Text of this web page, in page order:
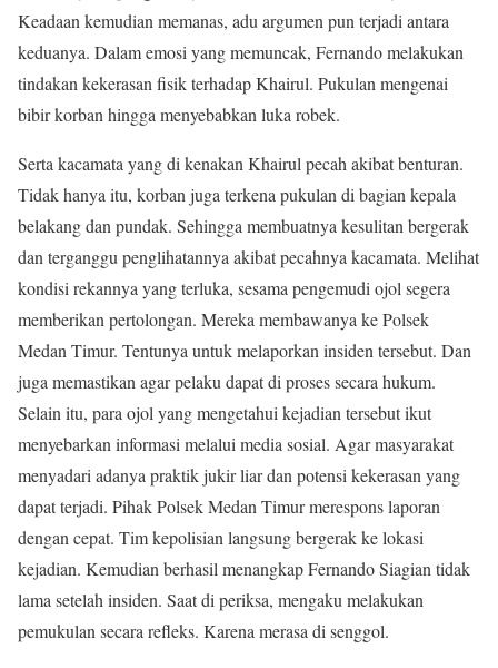
Keadaan kemudian memanas, adu argumen pun terjadi antara
keduanya. Dalam emosi yang memuncak, Fernando melakukan
tindakan kekerasan fisik terhadap Khairul. Pukulan mengenai
bibir korban hingga menyebabkan luka robek.
Serta kacamata yang di kenakan Khairul pecah akibat benturan.
Tidak hanya itu, korban juga terkena pukulan di bagian kepala
belakang dan pundak. Sehingga membuatnya kesulitan bergerak
dan terganggu penglihatannya akibat pecahnya kacamata. Melihat
kondisi rekannya yang terluka, sesama pengemudi ojol segera
memberikan pertolongan. Mereka membawanya ke Polsek
Medan Timur. Tentunya untuk melaporkan insiden tersebut. Dan
juga memastikan agar pelaku dapat di proses secara hukum.
Selain itu, para ojol yang mengetahui kejadian tersebut ikut
menyebarkan informasi melalui media sosial. Agar masyarakat
menyadari adanya praktik jukir liar dan potensi kekerasan yang
dapat terjadi. Pihak Polsek Medan Timur merespons laporan
dengan cepat. Tim kepolisian langsung bergerak ke lokasi
kejadian. Kemudian berhasil menangkap Fernando Siagian tidak
lama setelah insiden. Saat di periksa, mengaku melakukan
pemukulan secara refleks. Karena merasa di senggol.